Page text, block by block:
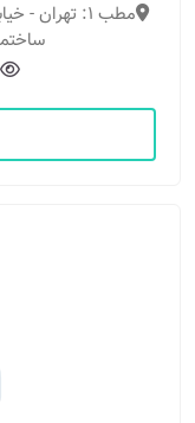
مطب 1: تهران
ساختمان